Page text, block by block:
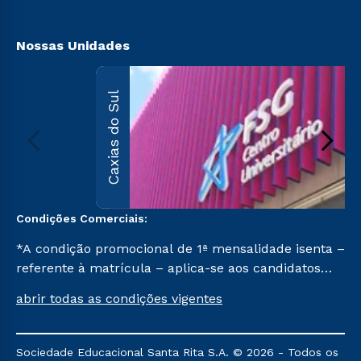
Nossas Unidades
Caxias do Sul
Condições Comerciais:
*A condição promocional de 1ª mensalidade isenta –
referente à matrícula – aplica-se aos candidatos
na prova on-line ou agendada, que ofertam bolsas
semestre de 2023, que ainda não tenham efetivado
abrir todas as condições vigentes
Sociedade Educacional Santa Rita S.A. © 2026 - Todos os